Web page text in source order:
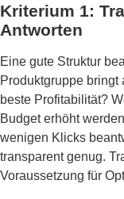
Kriterium 1:
Antworten
Eine gute Struktur
Produktgruppe bringt
beste Profitabilität?
Budget erhöht
wenigen Klicks
transparent genug.
Voraussetzung für